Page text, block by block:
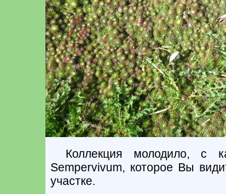
Коллекция молодило, с
Sempervivum, которое Вы
участке.